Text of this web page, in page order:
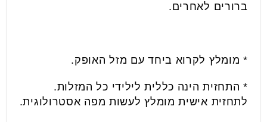
ברורים לאחרים.
* מומלץ לקרוא ביחד עם מזל האופק.
* התחזית הינה כללית לילידי כל המזלות.
לתחזית אישית מומלץ לעשות מפה אסטרולוגית.